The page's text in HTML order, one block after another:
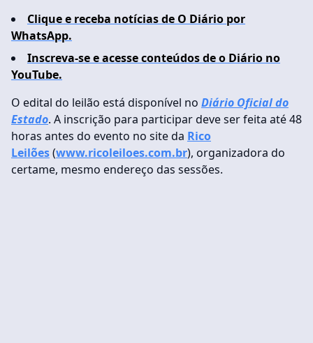
Clique e receba notícias de O Diário por
WhatsApp.
Inscreva-se e acesse conteúdos de o Diário no
YouTube.
O edital do leilão está disponível no Diário Oficial do
Estado. A inscrição para participar deve ser feita até 48
horas antes do evento no site da Rico
Leilões(www.ricoleiloes.com.br), organizadora do
certame, mesmo endereço das sessões.